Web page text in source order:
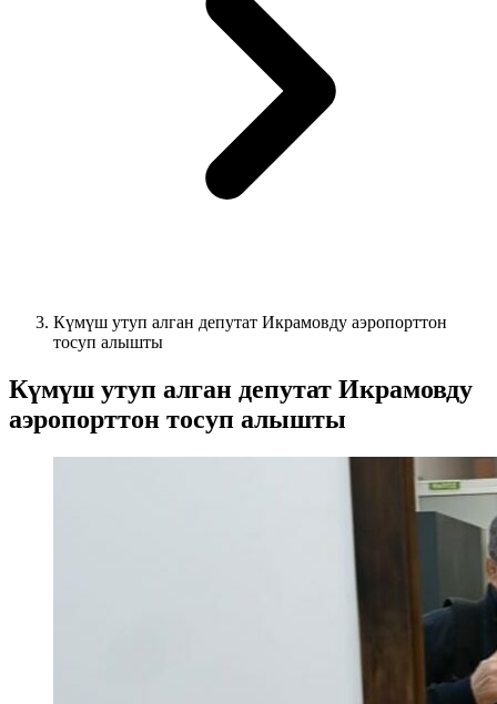
Күмүш утуп алган депутат Икрамовду аэропорттон
тосуп алышты
Күмүш утуп алган депутат Икрамовду
аэропорттон тосуп алышты